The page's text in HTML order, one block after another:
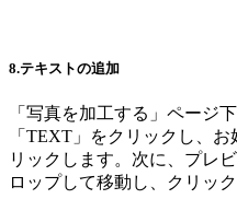
8.テキストの追加
「写真を加工する」ページ
「TEXT」をクリックし、
リックします。次に、プレ
ロップして移動し、クリッ